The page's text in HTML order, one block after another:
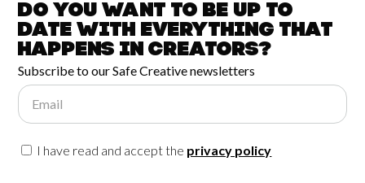
Do you want to be up to
date witheverything that
happens inCreators?
Subscribe to our Safe Creative newsletters
Email
I have read and accept the privacy policy